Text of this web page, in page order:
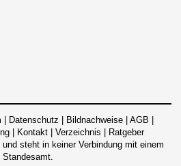
Datenschutz Bildnachweise AGB
Kontakt Verzeichnis
Ratgeber
steht in keiner Verbindung mit einem
Standesamt.